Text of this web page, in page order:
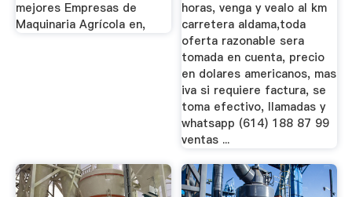
mejores Empresas de
Maquinaria Agrícola en,
horas, venga y vealo al km
carretera aldama,toda
oferta razonable sera
tomada en cuenta, precio
en dolares americanos, mas
iva si requiere factura, se
toma efectivo, llamadas y
whatsapp (614) 188 87 99
ventas ...